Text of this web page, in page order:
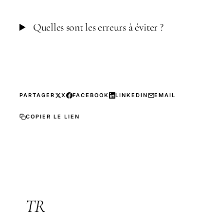
Quelles sont les erreurs à éviter ?
PARTAGER X FACEBOOK LINKEDIN EMAIL
COPIER LE LIEN
TR